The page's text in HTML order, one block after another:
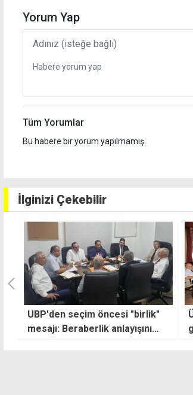
Yorum Yap
Tüm Yorumlar
Bu habere bir yorum yapılmamış.
İlginizi Çekebilir
Üstel: Polis Teşkilatı'nı daha
güçlü hale getireceğiz